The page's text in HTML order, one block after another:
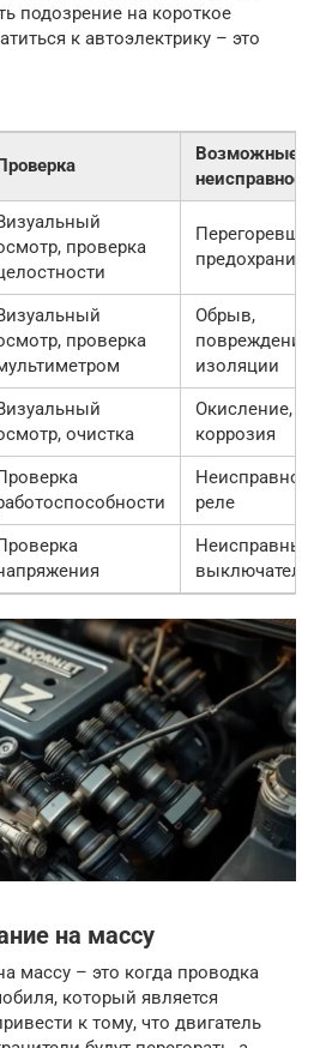
подозрение на короткое
к автоэлектрику – это
Возможные
проверка
Перегоревший
проверка
Обрыв,
повреждение
изоляции
очистка
Окисление,
коррозия
Неисправное
реле
Неисправный
выключатель
на массу
массу – это когда проводка
который является
к тому, что двигатель